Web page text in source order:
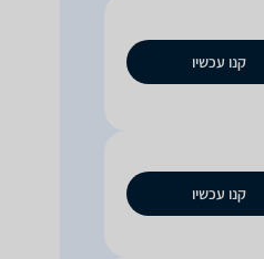
קנו עכשיו
קנו עכשיו